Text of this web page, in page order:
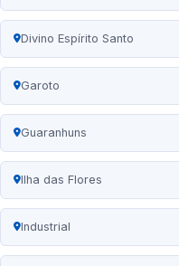
Divino Espírito Santo
Garoto
Guaranhuns
Ilha das Flores
Industrial